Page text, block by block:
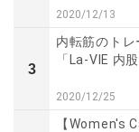
2020/12/13
3
内転筋のト
「La-VIE 内
2020/12/25
【Women's